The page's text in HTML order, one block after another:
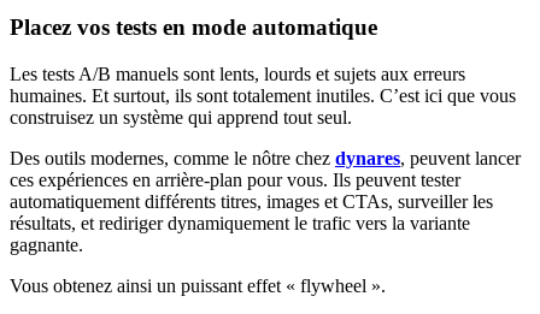
Placez vos tests en mode automatique
Les tests A/B manuels sont lents, lourds et sujets aux erreurs
humaines. Et surtout, ils sont totalement inutiles. C’est ici que vous
construisez un système qui apprend tout seul.
Des outils modernes, comme le nôtre chez dynares, peuvent lancer
ces expériences en arrière-plan pour vous. Ils peuvent tester
automatiquement différents titres, images et CTAs, surveiller les
résultats, et rediriger dynamiquement le trafic vers la variante
gagnante.
Vous obtenez ainsi un puissant effet « flywheel ».